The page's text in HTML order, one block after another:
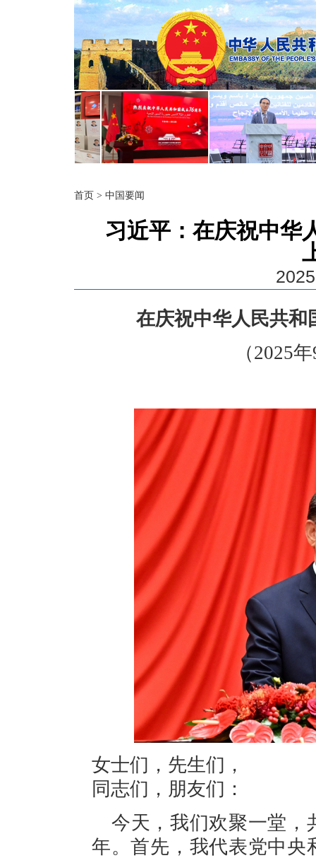
首页 > 中国要闻
习近平：在庆祝中华
在庆祝中华人民共和
（2025
女士们，先生们，
同志们，朋友们：
今天，我们欢聚一堂，
年。首先，我代表党中央